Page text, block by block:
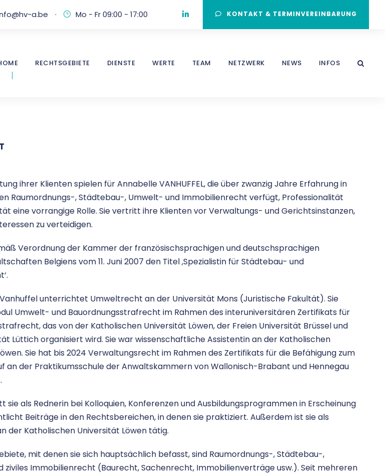
a.be · Mo - Fr 09:00 - 17:00 KONTAKT & TERMINVEREINBARUNG
RECHTSGEBIETE DIENSTE WERTE TEAM NETZWERK NEWS INFOS
ihrer Klienten spielen für Annabelle VANHUFFEL, die über zwanzig Jahre Erfahrung in
Raumordnungs-, Städtebau-, Umwelt- und Immobilienrecht verfügt, Professionalität
eine vorrangige Rolle. Sie vertritt ihre Klienten vor Verwaltungs- und Gerichtsinstanzen,
zu verteidigen.
Verordnung der Kammer der französischsprachigen und deutschsprachigen
Belgiens vom 11. Juni 2007 den Titel ‚Spezialistin für Städtebau- und
unterrichtet Umweltrecht an der Universität Mons (Juristische Fakultät). Sie
Umwelt- und Bauordnungsstrafrecht im Rahmen des interuniversitären Zertifikats für
das von der Katholischen Universität Löwen, der Freien Universität Brüssel und
Lüttich organisiert wird. Sie war wissenschaftliche Assistentin an der Katholischen
Sie hat bis 2024 Verwaltungsrecht im Rahmen des Zertifikats für die Befähigung zum
an der Praktikumsschule der Anwaltskammern von Wallonisch-Brabant und Hennegau
sie als Rednerin bei Kolloquien, Konferenzen und Ausbildungsprogrammen in Erscheinung
Beiträge in den Rechtsbereichen, in denen sie praktiziert. Außerdem ist sie als
der Katholischen Universität Löwen tätig.
mit denen sie sich hauptsächlich befasst, sind Raumordnungs-, Städtebau-,
ziviles Immobilienrecht (Baurecht, Sachenrecht, Immobilienverträge usw.). Seit mehreren